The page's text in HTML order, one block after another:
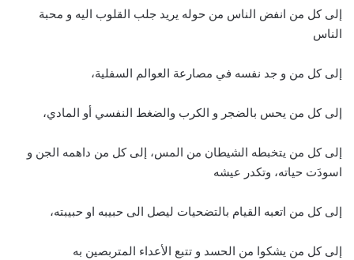
إلى كل من انفض الناس من حوله يريد جلب القلوب اليه و محبة
الناس
إلى كل من و جد نفسه في مصارعة العوالم السفلية،
إلى كل من يحس بالضجر و الكرب والضغط النفسي أو المادي،
إلى كل من يتخبطه الشيطان من المس، إلى كل من داهمه الجن و
اسودَت حياته، وتكدر عيشه
إلى كل من اتعبه القيام بالتضحيات ليصل الى حبيبه او حبيبته،
إلى كل من يشكوا من الحسد و تتبع الأعداء المتربصين به